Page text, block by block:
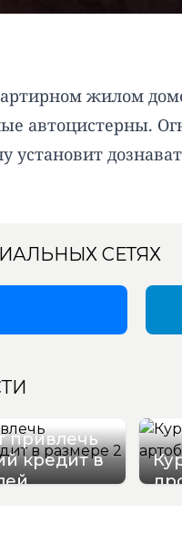
жилом
автоцистерны.
СЕТЯХ
привлечь
кредит в